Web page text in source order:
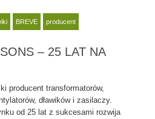
BREVE producent
– 25 LAT NA
producent transformatorów,
dławików i zasilaczy.
od 25 lat z sukcesami rozwija